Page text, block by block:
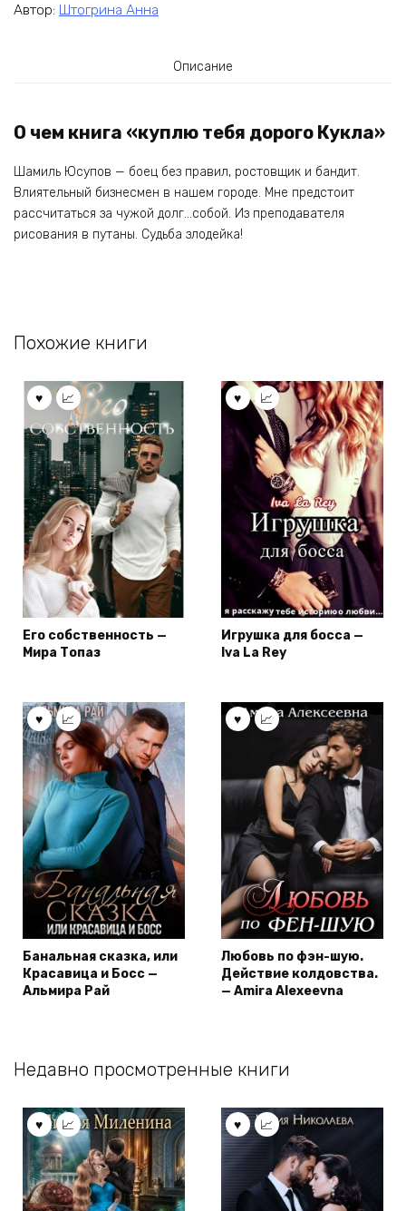
Автор: Штогрина Анна
Описание
О чем книга «куплю тебя дорого Кукла»
Шамиль Юсупов — боец без правил, ростовщик и бандит.
Влиятельный бизнесмен в нашем городе. Мне предстоит
рассчитаться за чужой долг…собой. Из преподавателя
рисования в путаны. Судьба злодейка!
Похожие книги
Его собственность —
Мира Топаз
Игрушка для босса —
Iva La Rey
Банальная сказка, или
Красавица и Босс —
Альмира Рай
Любовь по фэн-шую.
Действие колдовства.
— Amira Alexeevna
Недавно просмотренные книги